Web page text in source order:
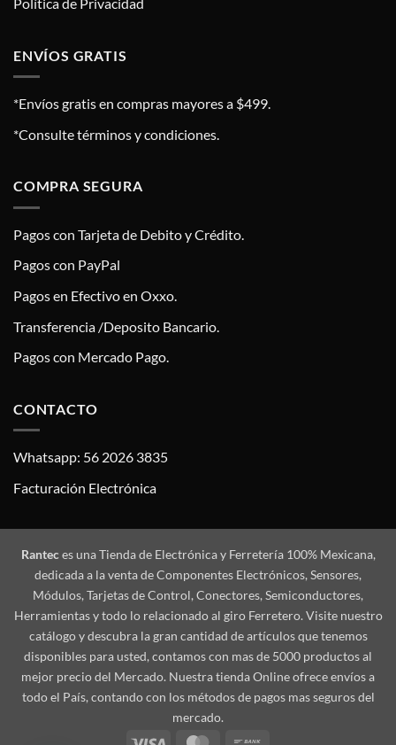
ENVÍOS GRATIS
*Envíos gratis en compras mayores a $499.
*Consulte términos y condiciones.
COMPRA SEGURA
Pagos con Tarjeta de Debito y Crédito.
Pagos con PayPal
Pagos en Efectivo en Oxxo.
Transferencia /Deposito Bancario.
Pagos con Mercado Pago.
CONTACTO
Whatsapp: 56 2026 3835
Facturación Electrónica
Ranteces una Tienda de Electrónica y Ferretería 100% Mexicana,
dedicada a la venta de Componentes Electrónicos, Sensores,
Módulos, Tarjetas de Control, Conectores, Semiconductores,
Herramientas y todo lo relacionado al giro Ferretero. Visite nuestro
catálogo y descubra la gran cantidad de artículos que tenemos
disponibles para usted, contamos con mas de 5000 productos al
mejor precio del Mercado. Nuestra tienda Online ofrece envíos a
todo el País, contando con los métodos de pagos mas seguros del
mercado.
Visa
MasterCard